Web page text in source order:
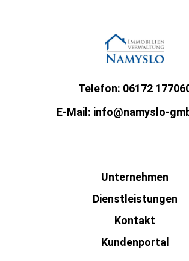
Telefon: 06172
E-Mail: info@namyslo-
Unternehmen
Dienstleistungen
Kontakt
Kundenportal